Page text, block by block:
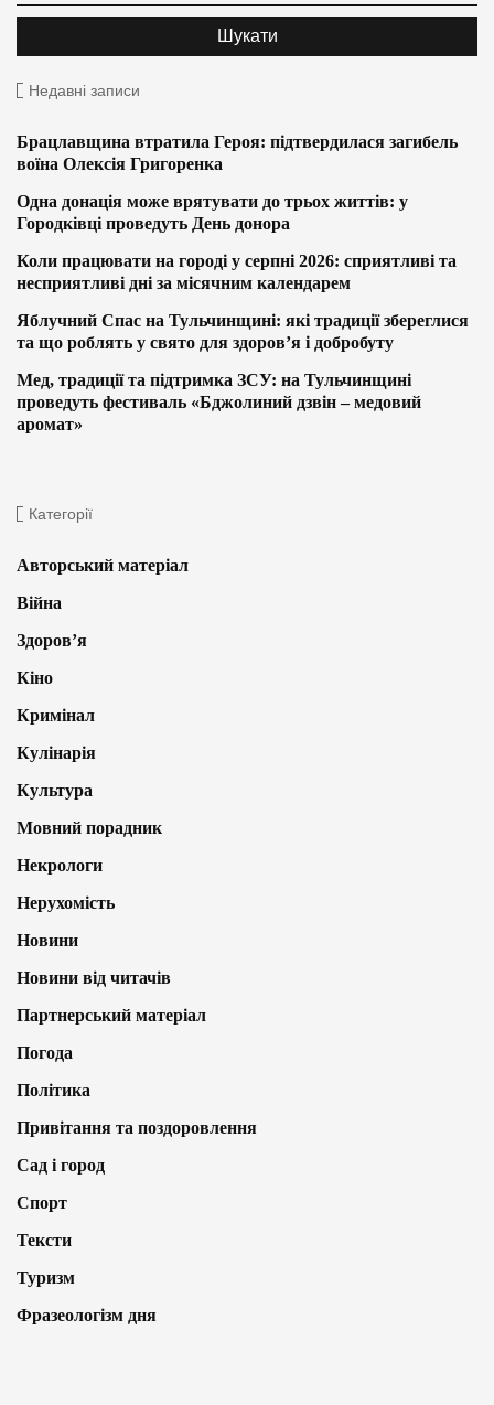
Недавні записи
Брацлавщина втратила Героя: підтвердилася загибель
воїна Олексія Григоренка
Одна донація може врятувати до трьох життів: у
Городківці проведуть День донора
Коли працювати на городі у серпні 2026: сприятливі та
несприятливі дні за місячним календарем
Яблучний Спас на Тульчинщині: які традиції збереглися
та що роблять у свято для здоров’я і добробуту
Мед, традиції та підтримка ЗСУ: на Тульчинщині
проведуть фестиваль «Бджолиний дзвін – медовий
аромат»
Категорії
Авторський матеріал
Війна
Здоров’я
Кіно
Кримінал
Кулінарія
Культура
Мовний порадник
Некрологи
Нерухомість
Новини
Новини від читачів
Партнерський матеріал
Погода
Політика
Привітання та поздоровлення
Сад і город
Спорт
Тексти
Туризм
Фразеологізм дня